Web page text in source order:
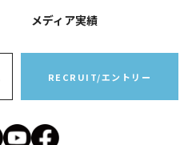
メディア実績
RECRUIT/エントリー